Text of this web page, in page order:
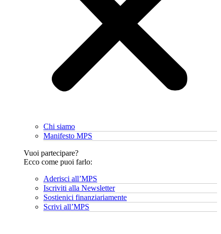
Chi siamo
Manifesto MPS
Vuoi partecipare?
Ecco come puoi farlo:
Aderisci all’MPS
Iscriviti alla Newsletter
Sostienici finanziariamente
Scrivi all’MPS